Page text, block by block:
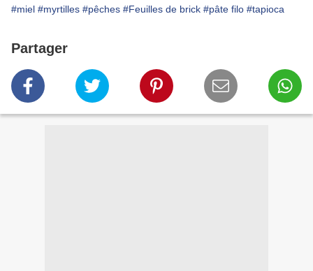
#miel #myrtilles #pêches #Feuilles de brick #pâte filo #tapioca
Partager